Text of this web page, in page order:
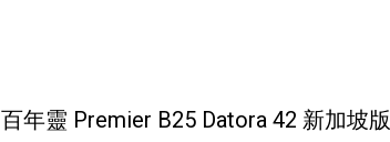
百年靈 Premier B25 Datora 42 新加坡版